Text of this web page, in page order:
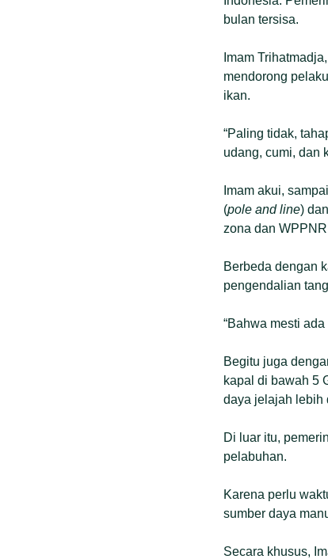
menggangu
bulan tersisa.
Imam
mendorong
ikan.
“Paling tidak,
udang, cumi, dan
Imam akui,
(pole and line)
zona dan
Berbeda dengan
pengendalian
“Bahwa mesti
Begitu juga
kapal di bawah 5
daya jelajah lebih
Di luar itu,
pelabuhan.
Karena perlu
sumber daya
Secara khusus,